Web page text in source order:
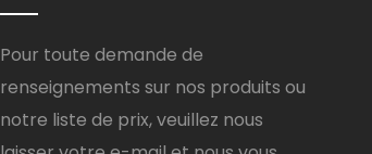
Pour toute demande de
renseignements sur nos produits ou
notre liste de prix, veuillez nous